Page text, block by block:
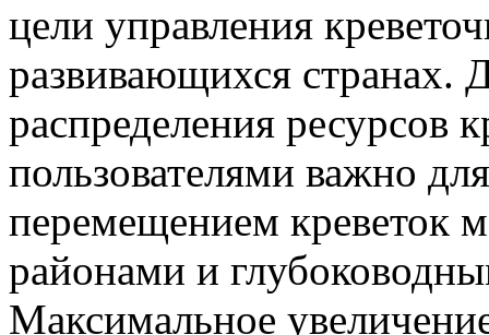
цели управления
развивающихся странах.
распределения ресурсов
пользователями важно
перемещением
районами и
Максимальное